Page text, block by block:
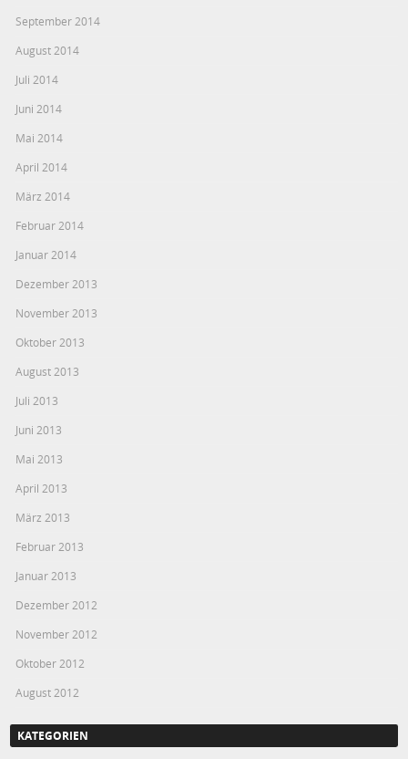
September 2014
August 2014
Juli 2014
Juni 2014
Mai 2014
April 2014
März 2014
Februar 2014
Januar 2014
Dezember 2013
November 2013
Oktober 2013
August 2013
Juli 2013
Juni 2013
Mai 2013
April 2013
März 2013
Februar 2013
Januar 2013
Dezember 2012
November 2012
Oktober 2012
August 2012
KATEGORIEN